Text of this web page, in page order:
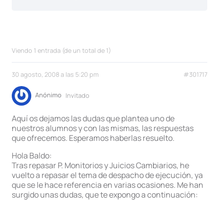
Viendo 1 entrada (de un total de 1)
30 agosto, 2008 a las 5:20 pm #301717
Anónimo Invitado
Aquí os dejamos las dudas que plantea uno de
nuestros alumnos y con las mismas, las respuestas
que ofrecemos. Esperamos haberlas resuelto.
Hola Baldo:
Tras repasar P. Monitorios y Juicios Cambiarios, he
vuelto a repasar el tema de despacho de ejecución, ya
que se le hace referencia en varias ocasiones. Me han
surgido unas dudas, que te expongo a continuación: